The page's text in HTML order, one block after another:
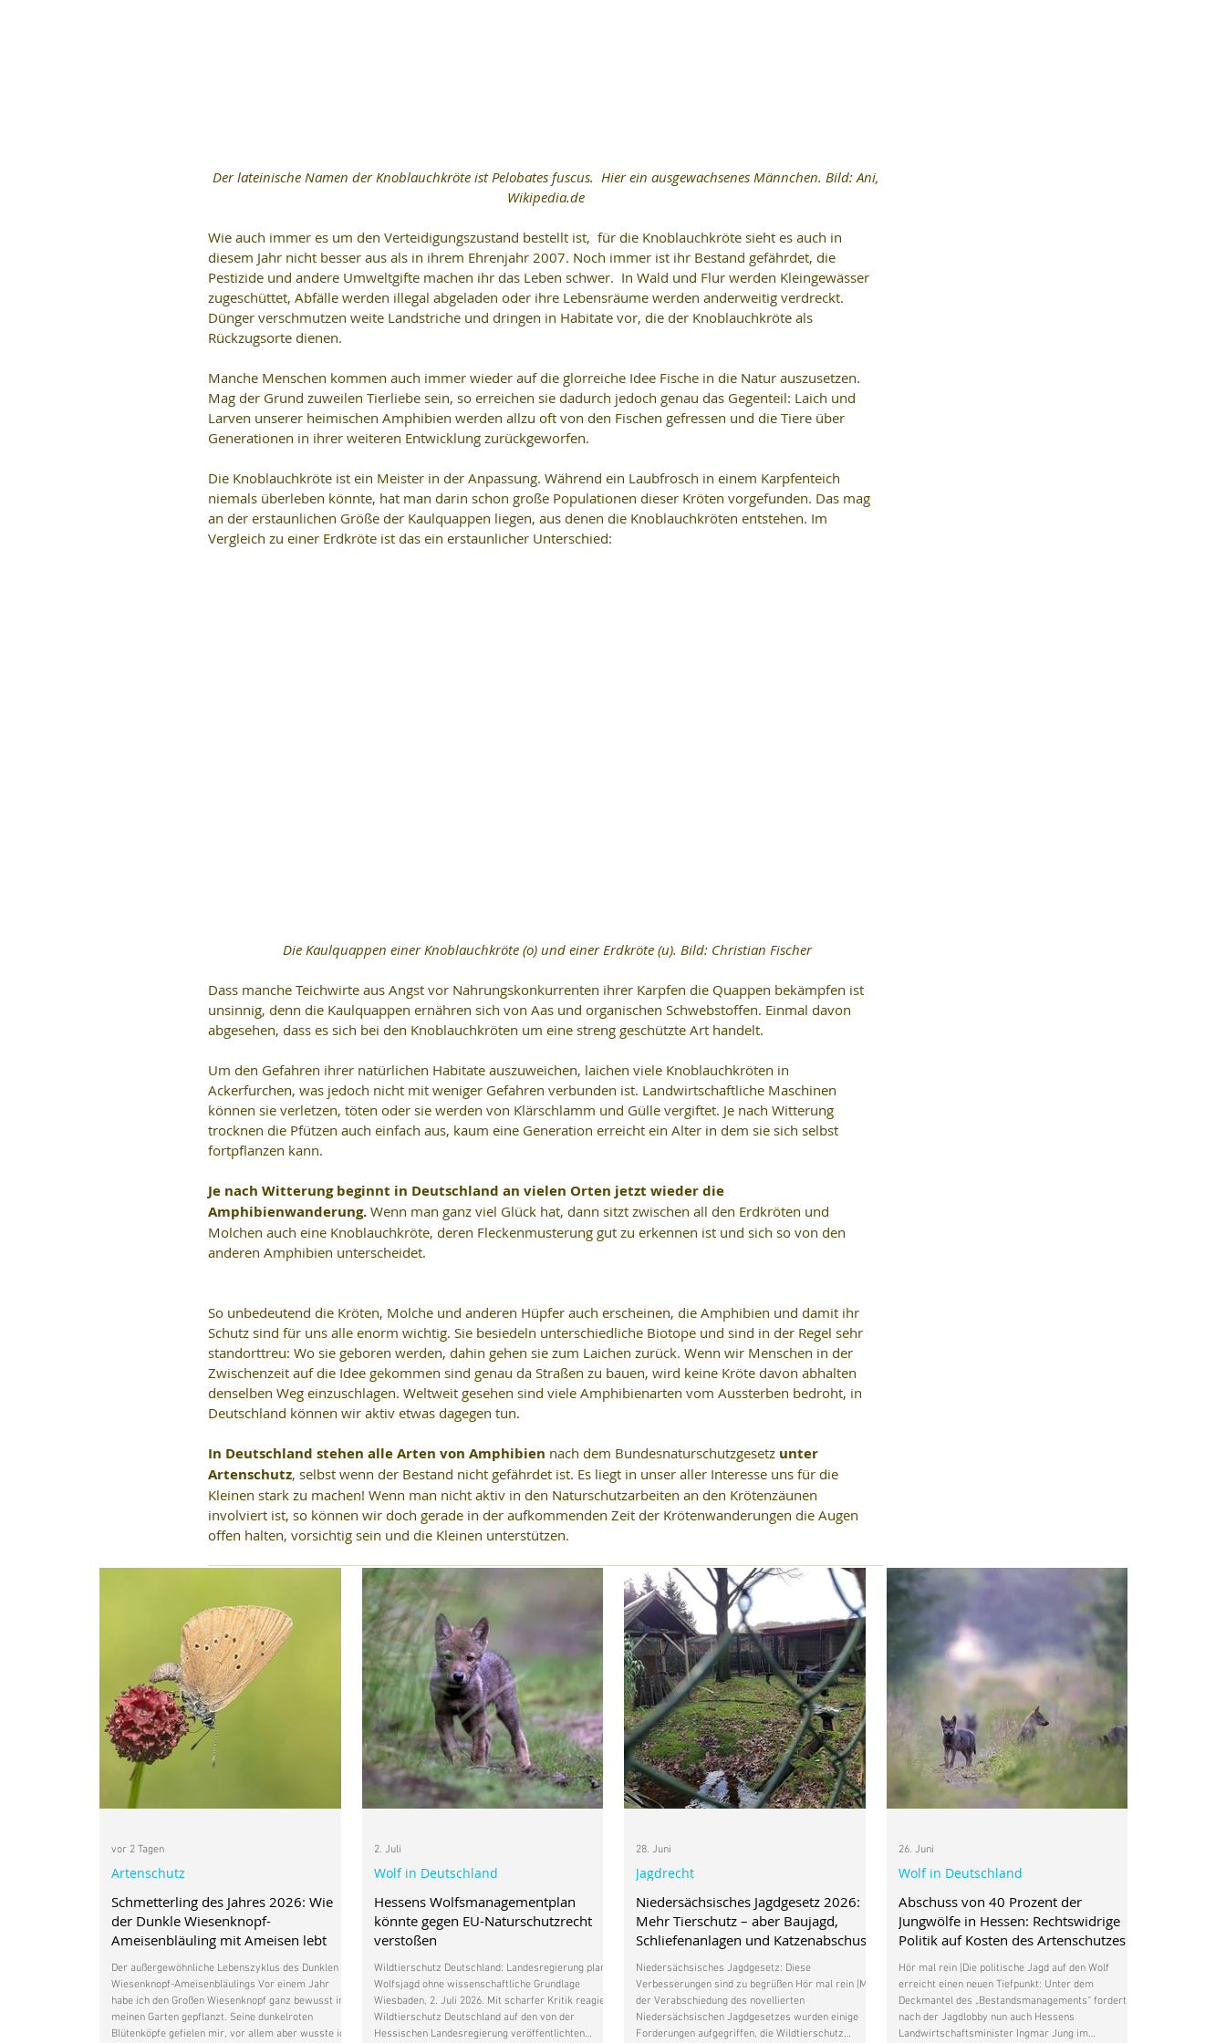
Wikipedia.de
Wie auch immer es um den Verteidigungszustand bestellt ist,  für die Knoblauchkröte sieht es auch in
diesem Jahr nicht besser aus als in ihrem Ehrenjahr 2007. Noch immer ist ihr Bestand gefährdet, die
Pestizide und andere Umweltgifte machen ihr das Leben schwer.  In Wald und Flur werden Kleingewässer
zugeschüttet, Abfälle werden illegal abgeladen oder ihre Lebensräume werden anderweitig verdreckt.
Dünger verschmutzen weite Landstriche und dringen in Habitate vor, die der Knoblauchkröte als
Rückzugsorte dienen.
Manche Menschen kommen auch immer wieder auf die glorreiche Idee Fische in die Natur auszusetzen.
Mag der Grund zuweilen Tierliebe sein, so erreichen sie dadurch jedoch genau das Gegenteil: Laich und
Larven unserer heimischen Amphibien werden allzu oft von den Fischen gefressen und die Tiere über
Generationen in ihrer weiteren Entwicklung zurückgeworfen.
Die Knoblauchkröte ist ein Meister in der Anpassung. Während ein Laubfrosch in einem Karpfenteich
niemals überleben könnte, hat man darin schon große Populationen dieser Kröten vorgefunden. Das mag
an der erstaunlichen Größe der Kaulquappen liegen, aus denen die Knoblauchkröten entstehen. Im
Vergleich zu einer Erdkröte ist das ein erstaunlicher Unterschied:
Die Kaulquappen einer Knoblauchkröte (o) und einer Erdkröte (u). Bild: Christian Fischer
Dass manche Teichwirte aus Angst vor Nahrungskonkurrenten ihrer Karpfen die Quappen bekämpfen ist
unsinnig, denn die Kaulquappen ernähren sich von Aas und organischen Schwebstoffen. Einmal davon
abgesehen, dass es sich bei den Knoblauchkröten um eine streng geschützte Art handelt.
Um den Gefahren ihrer natürlichen Habitate auszuweichen, laichen viele Knoblauchkröten in
Ackerfurchen, was jedoch nicht mit weniger Gefahren verbunden ist. Landwirtschaftliche Maschinen
können sie verletzen, töten oder sie werden von Klärschlamm und Gülle vergiftet. Je nach Witterung
trocknen die Pfützen auch einfach aus, kaum eine Generation erreicht ein Alter in dem sie sich selbst
fortpflanzen kann.
Je nach Witterung beginnt in Deutschland an vielen Orten jetzt wieder die
Amphibienwanderung. Wenn man ganz viel Glück hat, dann sitzt zwischen all den Erdkröten und
Molchen auch eine Knoblauchkröte, deren Fleckenmusterung gut zu erkennen ist und sich so von den
anderen Amphibien unterscheidet.
So unbedeutend die Kröten, Molche und anderen Hüpfer auch erscheinen, die Amphibien und damit ihr
Schutz sind für uns alle enorm wichtig. Sie besiedeln unterschiedliche Biotope und sind in der Regel sehr
standorttreu: Wo sie geboren werden, dahin gehen sie zum Laichen zurück. Wenn wir Menschen in der
Zwischenzeit auf die Idee gekommen sind genau da Straßen zu bauen, wird keine Kröte davon abhalten
denselben Weg einzuschlagen. Weltweit gesehen sind viele Amphibienarten vom Aussterben bedroht, in
Deutschland können wir aktiv etwas dagegen tun.
In Deutschland stehen alle Arten von Amphibien nach dem Bundesnaturschutzgesetz unter
Artenschutz, selbst wenn der Bestand nicht gefährdet ist. Es liegt in unser aller Interesse uns für die
Kleinen stark zu machen! Wenn man nicht aktiv in den Naturschutzarbeiten an den Krötenzäunen
involviert ist, so können wir doch gerade in der aufkommenden Zeit der Krötenwanderungen die Augen
offen halten, vorsichtig sein und die Kleinen unterstützen.
Schmetterling des Jahres 2026: Wie
der Dunkle Wiesenknopf-
Ameisenbläuling mit Ameisen lebt
Der außergewöhnliche Lebenszyklus des Dunklen
Wiesenknopf-Ameisenbläulings Vor einem Jahr
habe ich den Großen Wiesenknopf ganz bewusst in
meinen Garten gepflanzt. Seine dunkelroten
Blütenköpfe gefielen mir, vor allem aber wusste ich,
Artenschutz
vor 2 Tagen
Hessens Wolfsmanagementplan
könnte gegen EU-Naturschutzrecht
verstoßen
Wildtierschutz Deutschland: Landesregierung plant
Wolfsjagd ohne wissenschaftliche Grundlage
Wiesbaden, 2. Juli 2026. Mit scharfer Kritik reagiert
Wildtierschutz Deutschland auf den von der
Hessischen Landesregierung veröffentlichten
Wolf in Deutschland
2. Juli
Niedersächsisches Jagdgesetz 2026:
Mehr Tierschutz – aber Baujagd,
Schliefenanlagen und Katzenabschuss
Niedersächsisches Jagdgesetz: Diese
Verbesserungen sind zu begrüßen Hör mal rein |Mit
der Verabschiedung des novellierten
Niedersächsischen Jagdgesetzes wurden einige
Forderungen aufgegriffen, die Wildtierschutz
Jagdrecht
28. Juni
Abschuss von 40 Prozent der
Jungwölfe in Hessen: Rechtswidrige
Politik auf Kosten des Artenschutzes
Hör mal rein |Die politische Jagd auf den Wolf
erreicht einen neuen Tiefpunkt: Unter dem
Deckmantel des „Bestandsmanagements“ fordert
nach der Jagdlobby nun auch Hessens
Landwirtschaftsminister Ingmar Jung im
Wolf in Deutschland
26. Juni